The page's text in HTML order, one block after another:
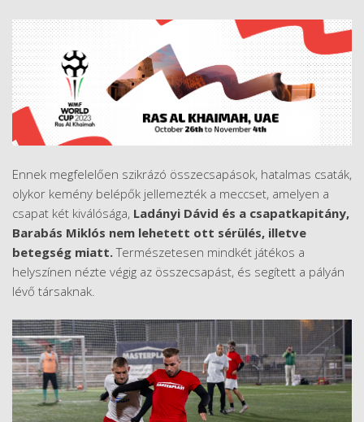
Ennek megfelelően szikrázó összecsapások, hatalmas csaták,
olykor kemény belépők jellemezték a meccset, amelyen a
csapat két kiválósága, Ladányi Dávid és a csapatkapitány,
Barabás Miklós nem lehetett ott sérülés, illetve
betegség miatt.Természetesen mindkét játékos a
helyszínen nézte végig az összecsapást, és segített a pályán
lévő társaknak.